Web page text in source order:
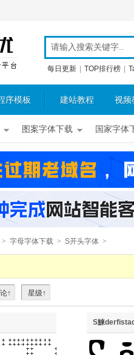
每日更新 TOP排行榜
序模板 建站教程 视频
图案字体下载 国家字体
> 字母字体下载 > S开头字体 >
↑ 星级↑
S鰊